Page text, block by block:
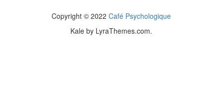
Copyright © 2022 Café Psychologique
Kaleby LyraThemes.com.